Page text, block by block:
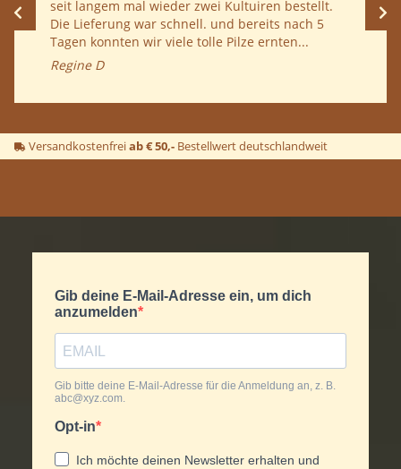
seit langem mal wieder zwei Kultuiren bestellt.
Die Lieferung war schnell. und bereits nach 5
Tagen konnten wir viele tolle Pilze ernten...
Regine D
Versandkostenfreiab € 50,- Bestellwert deutschlandweit